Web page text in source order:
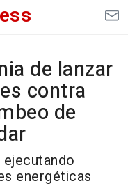
de lanzar
contra
de
energéticas